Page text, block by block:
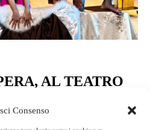
Consenso
AL TEATRO
DRAG
DI